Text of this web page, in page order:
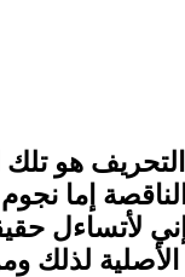
هو تلك
إما
لأتساءل
لذلك